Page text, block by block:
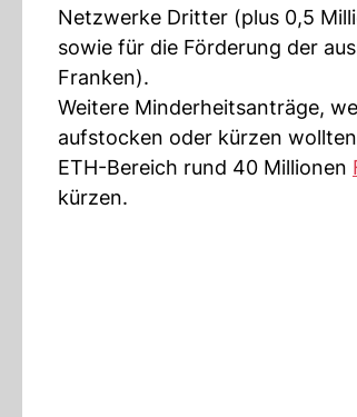
Netzwerke Dritter (plus 0,5
sowie für die Förderung der
Franken).
Weitere Minderheitsanträge,
aufstocken oder kürzen
ETH-Bereich rund 40 Millionen
kürzen.